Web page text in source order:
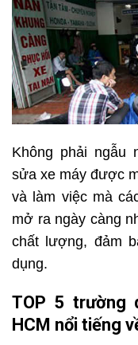
Không phải ngẫu
sửa xe máy được
và làm việc mà
mở ra ngày càng
chất lượng, đảm
dụng.
TOP 5 trường
HCM nổi tiếng